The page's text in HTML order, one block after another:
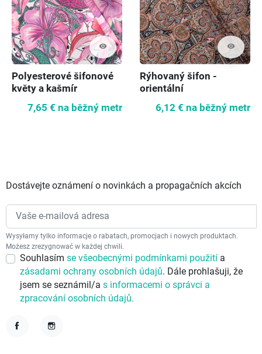
visibility
Polyesterové šifonové
květy a kašmír
7,65 € na běžný metr
visibility
Rýhovaný šifon -
orientální
6,12 € na běžný metr
Dostávejte oznámení o novinkách a propagačních akcích
Wysyłamy tylko informacje o rabatach, promocjach i nowych produktach.
Możesz zrezygnować w każdej chwili.
Souhlasím se všeobecnými podmínkami použití a
zásadami ochrany osobních údajů. Dále prohlašuji, že
jsem se seznámil/a s informacemi o správci a
zpracování osobních údajů.